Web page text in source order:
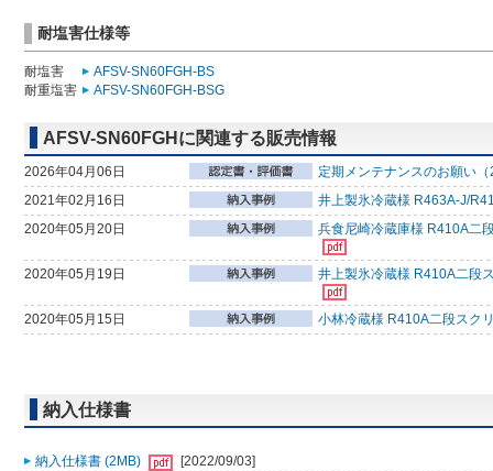
耐塩害仕様等
耐塩害
AFSV-SN60FGH-BS
耐重塩害
AFSV-SN60FGH-BSG
AFSV-SN60FGHに関連する販売情報
2026年04月06日
定期メンテナンスのお願い
2021年02月16日
井上製氷冷蔵様 R463A-J/
2020年05月20日
兵食尼崎冷蔵庫様 R410A二
2020年05月19日 井上製氷冷蔵様 R410A二段
2020年05月15日 小林冷蔵様 R410A二段スク
納入仕様書
納入仕様書 (2MB) [2022/09/03]